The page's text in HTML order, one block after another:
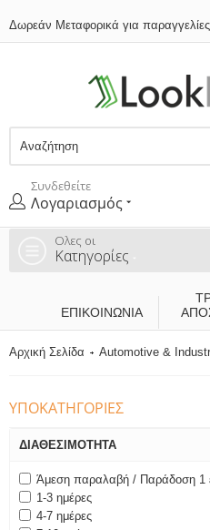
Δωρεάν Μεταφορικά για
Συνδεθείτε
Λογαριασμός
Ολες οι
Κατηγορίες
ΕΠΙΚΟΙΝΩΝΊΑ
Αρχική Σελίδα Automotive &
ΥΠΟΚΑΤΗΓΟΡΊΕΣ
ΔΙΑΘΕΣΙΜΌΤΗΤΑ
Άμεση παραλαβή / Παράδοση 1
1-3 ημέρες
4-7 ημέρες